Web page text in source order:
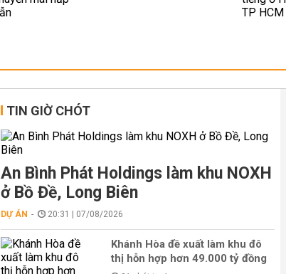
TIN GIỜ CHÓT
An Bình Phát Holdings làm khu NOXH
ở Bồ Đề, Long Biên
DỰ ÁN 20:31 | 07/08/2026
Khánh Hòa đề xuất làm khu đô
thị hỗn hợp hơn 49.000 tỷ đồng